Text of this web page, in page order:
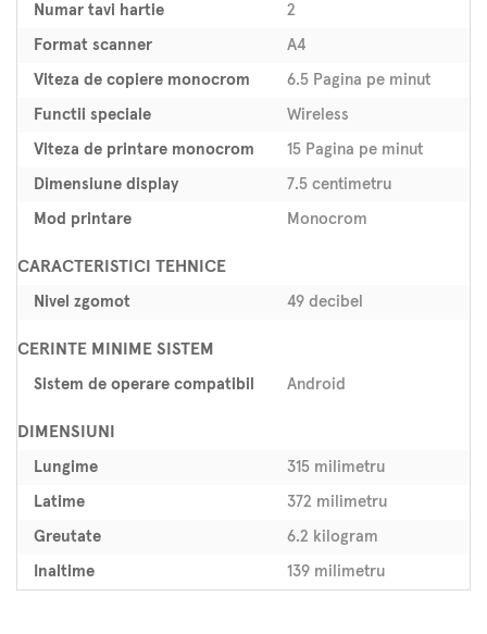
Numar tavi hartie 2
Format scanner A4
Viteza de copiere monocrom 6.5 Pagina pe minut
Functii speciale Wireless
Viteza de printare monocrom 15 Pagina pe minut
Dimensiune display 7.5 centimetru
Mod printare Monocrom
CARACTERISTICI TEHNICE
Nivel zgomot 49 decibel
CERINTE MINIME SISTEM
Sistem de operare compatibil Android
DIMENSIUNI
Lungime 315 milimetru
Latime 372 milimetru
Greutate 6.2 kilogram
Inaltime 139 milimetru